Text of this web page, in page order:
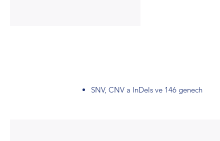
SNV, CNV a InDels ve 146 genech